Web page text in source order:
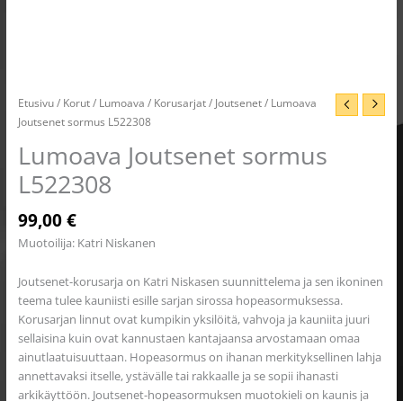
Etusivu/ Korut/ Lumoava / Korusarjat/ Joutsenet/ Lumoava
Joutsenet sormus L522308
Lumoava Joutsenet sormus
L522308
99,00€
Muotoilija: Katri Niskanen
Joutsenet-korusarja on Katri Niskasen suunnittelema ja sen ikoninen
teema tulee kauniisti esille sarjan sirossa hopeasormuksessa.
Korusarjan linnut ovat kumpikin yksilöitä, vahvoja ja kauniita juuri
sellaisina kuin ovat kannustaen kantajaansa arvostamaan omaa
ainutlaatuisuuttaan. Hopeasormus on ihanan merkityksellinen lahja
annettavaksi itselle, ystävälle tai rakkaalle ja se sopii ihanasti
arkikäyttöön. Joutsenet-hopeasormuksen muotokieli on kaunis ja